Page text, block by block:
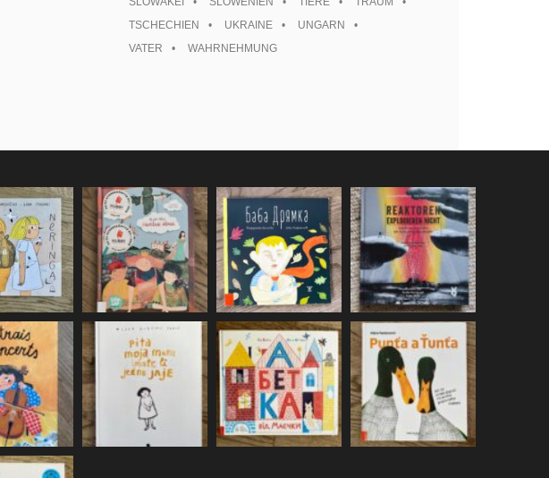
TSCHECHIEN
UKRAINE
UNGARN
VATER
WAHRNEHMUNG